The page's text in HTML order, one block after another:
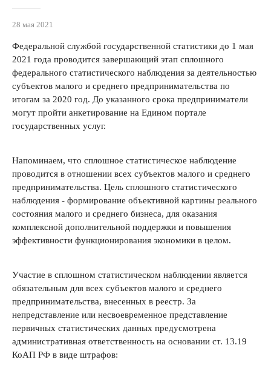
28 мая 2021
Федеральной службой государственной статистики до 1 мая
2021 года проводится завершающий этап сплошного
федерального статистического наблюдения за деятельностью
субъектов малого и среднего предпринимательства по
итогам за 2020 год. До указанного срока предприниматели
могут пройти анкетирование на Едином портале
государственных услуг.
Напоминаем, что сплошное статистическое наблюдение
проводится в отношении всех субъектов малого и среднего
предпринимательства. Цель сплошного статистического
наблюдения - формирование объективной картины реального
состояния малого и среднего бизнеса, для оказания
комплексной дополнительной поддержки и повышения
эффективности функционирования экономики в целом.
Участие в сплошном статистическом наблюдении является
обязательным для всех субъектов малого и среднего
предпринимательства, внесенных в реестр. За
непредставление или несвоевременное представление
первичных статистических данных предусмотрена
административная ответственность на основании ст. 13.19
КоАП РФ в виде штрафов: